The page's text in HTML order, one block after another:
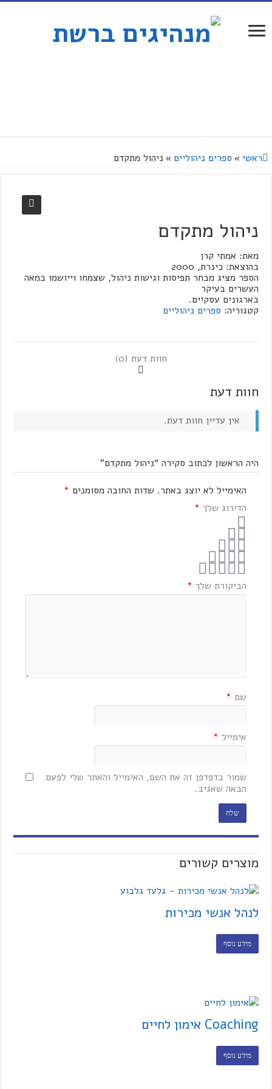
ראשי » ספרים ניהוליים » ניהול מתקדם
ניהול מתקדם
מאת: אמתי קרן
בהוצאת: כינרת, 2000
הספר מציג מבחר תפיסות וגישות ניהול, שצמחו וייושמו במאה
העשרים בעיקר
בארגונים עסקיים.
קטגוריה: ספרים ניהוליים
חוות דעת (0)
חוות דעת
אין עדיין חוות דעת.
היה הראשון לכתוב סקירה “ניהול מתקדם”
האימייל לא יוצג באתר. שדות החובה מסומנים *
הדירוג שלך *
הביקורת שלך *
שם *
אימייל *
שמור בדפדפן זה את השם, האימייל והאתר שלי לפעם
הבאה שאגיב.
מוצרים קשורים
לנהל אנשי מכירות
מידע נוסף
Coaching אימון לחיים
מידע נוסף